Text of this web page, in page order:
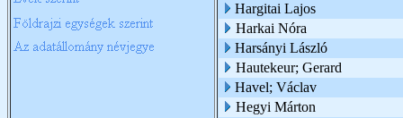
Hargitai Lajos
Harkai Nóra
Harsányi László
Hautekeur; Gerard
Havel; Václav
Hegyi Márton